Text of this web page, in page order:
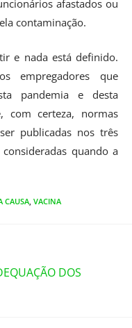
afastados ou
contaminação.
e nada está definido.
empregadores que
pandemia e desta
com certeza, normas
publicadas nos três
quando a
CAUSA, VACINA
DOS